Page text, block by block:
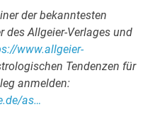
der bekanntesten
des Allgeier-Verlages und
www.allgeier-
Tendenzen für
anmelden:
as…